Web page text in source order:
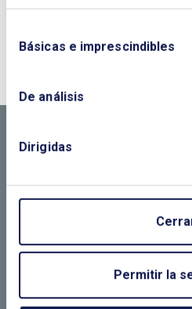
Básicas e imprescindibles
De análisis
Dirigidas
Permitir la
¿QUIERES PONERTE
LLÁMANOS O